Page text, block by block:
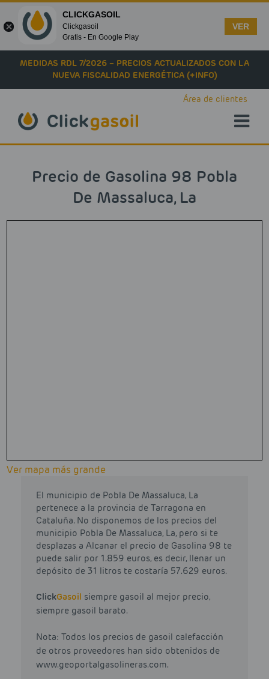
Skip to main content
MEDIDAS RDL 7/2026 – PRECIOS ACTUALIZADOS CON LA
NUEVA FISCALIDAD ENERGÉTICA (+INFO)
Área de clientes
Precio de Gasolina 98 Pobla
De Massaluca, La
Ver mapa más grande
El municipio de Pobla De Massaluca, La
pertenece a la provincia de Tarragona en
Cataluña. No disponemos de los precios del
municipio Pobla De Massaluca, La, pero si te
desplazas a Alcanar el precio de Gasolina 98 te
puede salir por 1.859 euros, es decir, llenar un
depósito de 31 litros te costaría 57.629 euros.
ClickGasoil siempre gasoil al mejor precio,
siempre gasoil barato.
Nota: Todos los precios de gasoil calefacción
de otros proveedores han sido obtenidos de
www.geoportalgasolineras.com.
CLICKGASOIL
Clickgasoil
Gratis - En Google Play
VER